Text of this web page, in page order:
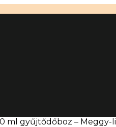
ml gyűjtődőboz –